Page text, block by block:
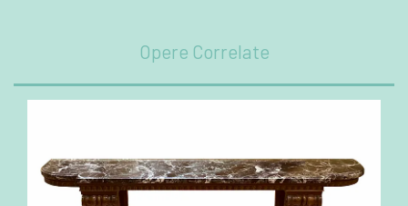
Opere Correlate